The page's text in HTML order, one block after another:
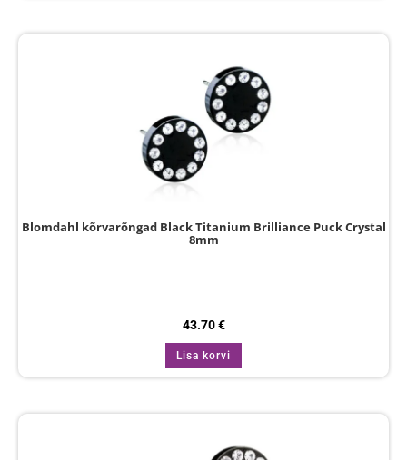
Blomdahl kõrvarõngad Black Titanium Brilliance Puck Crystal
8mm
43.70€
Lisa korvi